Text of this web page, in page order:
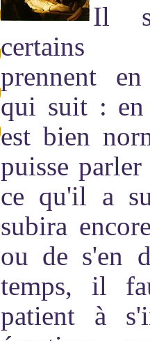
Il
certains
prennent
qui suit : en
est bien
puisse
ce qu'il a
subira
ou de s'en
temps, il
patient à